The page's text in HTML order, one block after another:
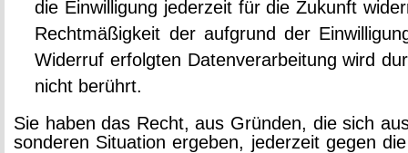
die Ein­wil­li­gung je­der­zeit für die Zu­kunft
Recht­mä­ßig­keit der auf­grund der
Wi­der­ruf er­folg­ten Da­ten­ver­ar­bei­tung wird
nicht be­rührt.
Sie haben das Recht, aus Grün­den, die sich
son­de­ren Si­tua­ti­on er­ge­ben, je­der­zeit gegen